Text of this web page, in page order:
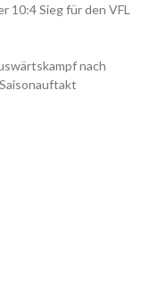
10:4 Sieg für den VFL
nach